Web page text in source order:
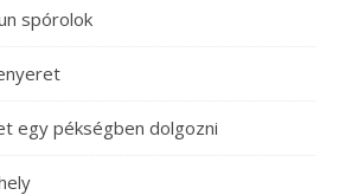
spórolok
egy pékségben dolgozni